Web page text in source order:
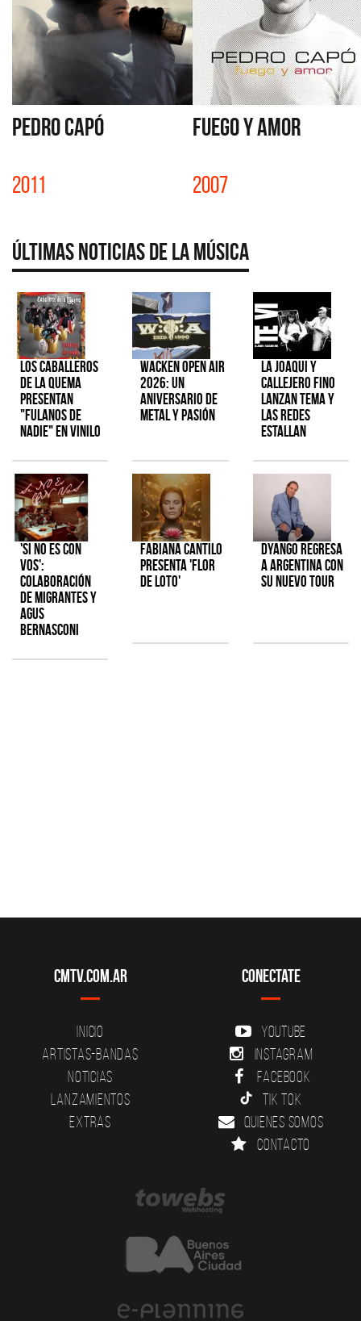
PEDRO CAPÓ
2011
FUEGO Y AMOR
2007
Últimas Noticias de la Música
Los Caballeros
de la Quema
presentan
"Fulanos de
Nadie" en vinilo
Wacken Open Air
2026: Un
aniversario de
metal y pasión
La Joaqui y
Callejero Fino
lanzan tema y
las redes
estallan
'Si No Es Con
Vos':
colaboración
de Migrantes y
Agus
Bernasconi
Fabiana Cantilo
presenta 'Flor
de Loto'
Dyango regresa
a Argentina con
su nuevo tour
CMTV.com.ar
Inicio
Artistas-Bandas
Noticias
Lanzamientos
Extras
Conectate
YouTube
Instagram
Facebook
Tik Tok
Quienes somos
Contacto